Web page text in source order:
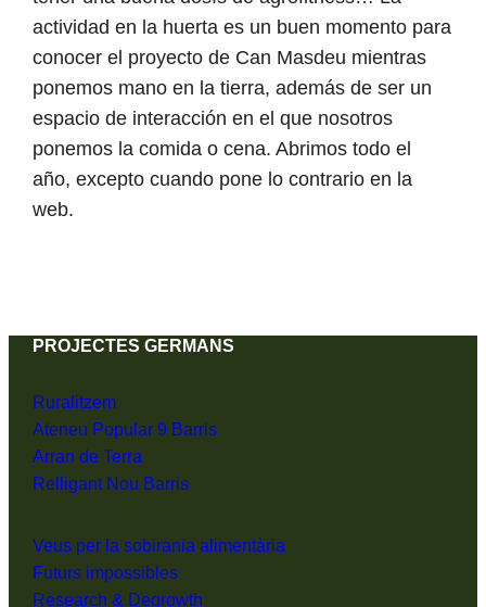
actividad en la huerta es un buen momento para
conocer el proyecto de Can Masdeu mientras
ponemos mano en la tierra, además de ser un
espacio de interacción en el que nosotros
ponemos la comida o cena. Abrimos todo el
año, excepto cuando pone lo contrario en la
web.
PROJECTES GERMANS
Ruralitzem
Ateneu Popular 9 Barris
Arran de Terra
Relligant Nou Barris
Veus per la sobirania alimentària
Futurs impossibles
Research & Degrowth